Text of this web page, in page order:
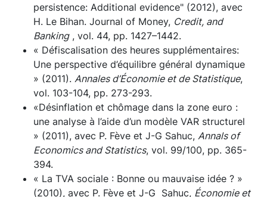
persistence: Additional evidence" (2012), avec
H. Le Bihan. Journal of Money, Credit, and
Banking, vol. 44, pp. 1427–1442.
« Défiscalisation des heures supplémentaires:
Une perspective d’équilibre général dynamique
» (2011). Annales d’Économie et de Statistique,
vol. 103-104, pp. 273-293.
«Désinflation et chômage dans la zone euro :
une analyse à l’aide d’un modèle VAR structurel
» (2011), avec P. Fève et J-G Sahuc, Annals of
Economics and Statistics, vol. 99/100, pp. 365-
394.
« La TVA sociale : Bonne ou mauvaise idée ? »
(2010), avec P. Fève et J-G Sahuc, Économie et